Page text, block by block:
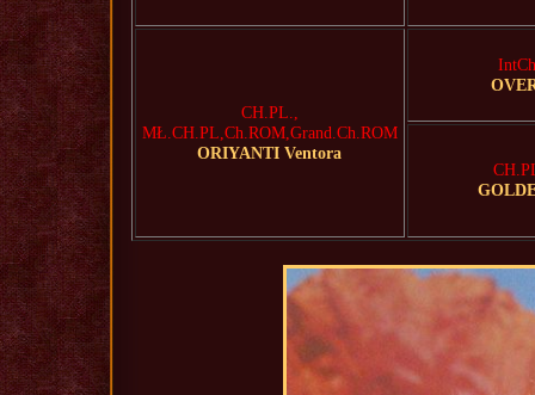
CH.PL.,
MŁ.CH.PL,Ch.ROM,Grand.Ch.ROM
ORIYANTI Ventora